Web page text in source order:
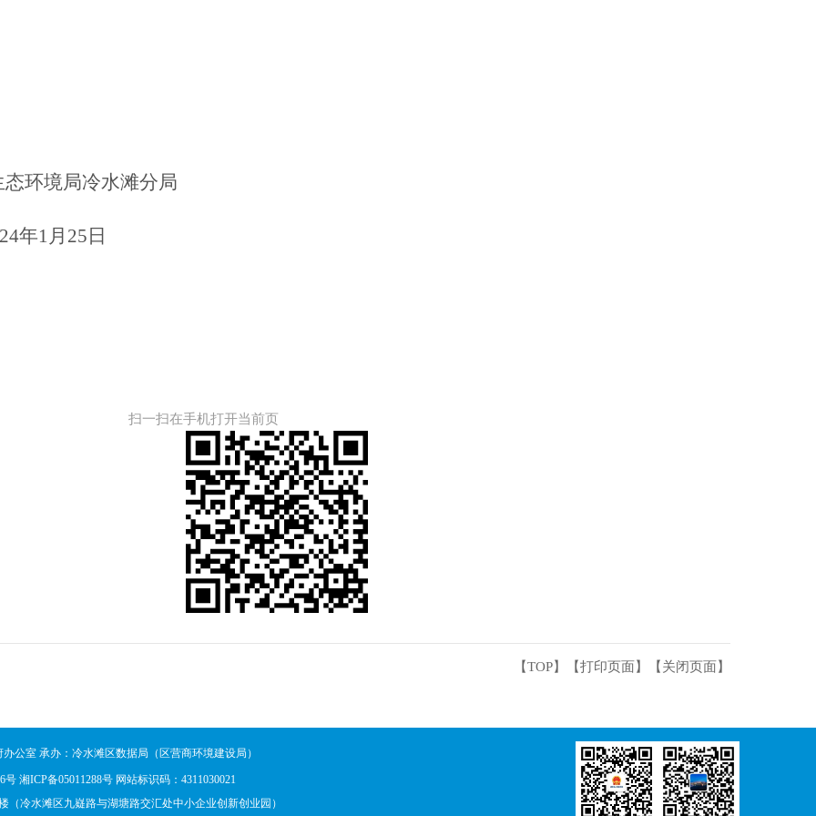
态环境局冷水滩分局
年1 月 25 日
扫一扫在手机打开当前页
【TOP】 【打印页面 】【 关闭页面 】
公室 承办：冷水滩区数据局（区营商环境建设局）
号湘ICP备05011288号 网站标识码：4311030021
（冷水滩区九嶷路与湖塘路交汇处中小企业创新创业园）